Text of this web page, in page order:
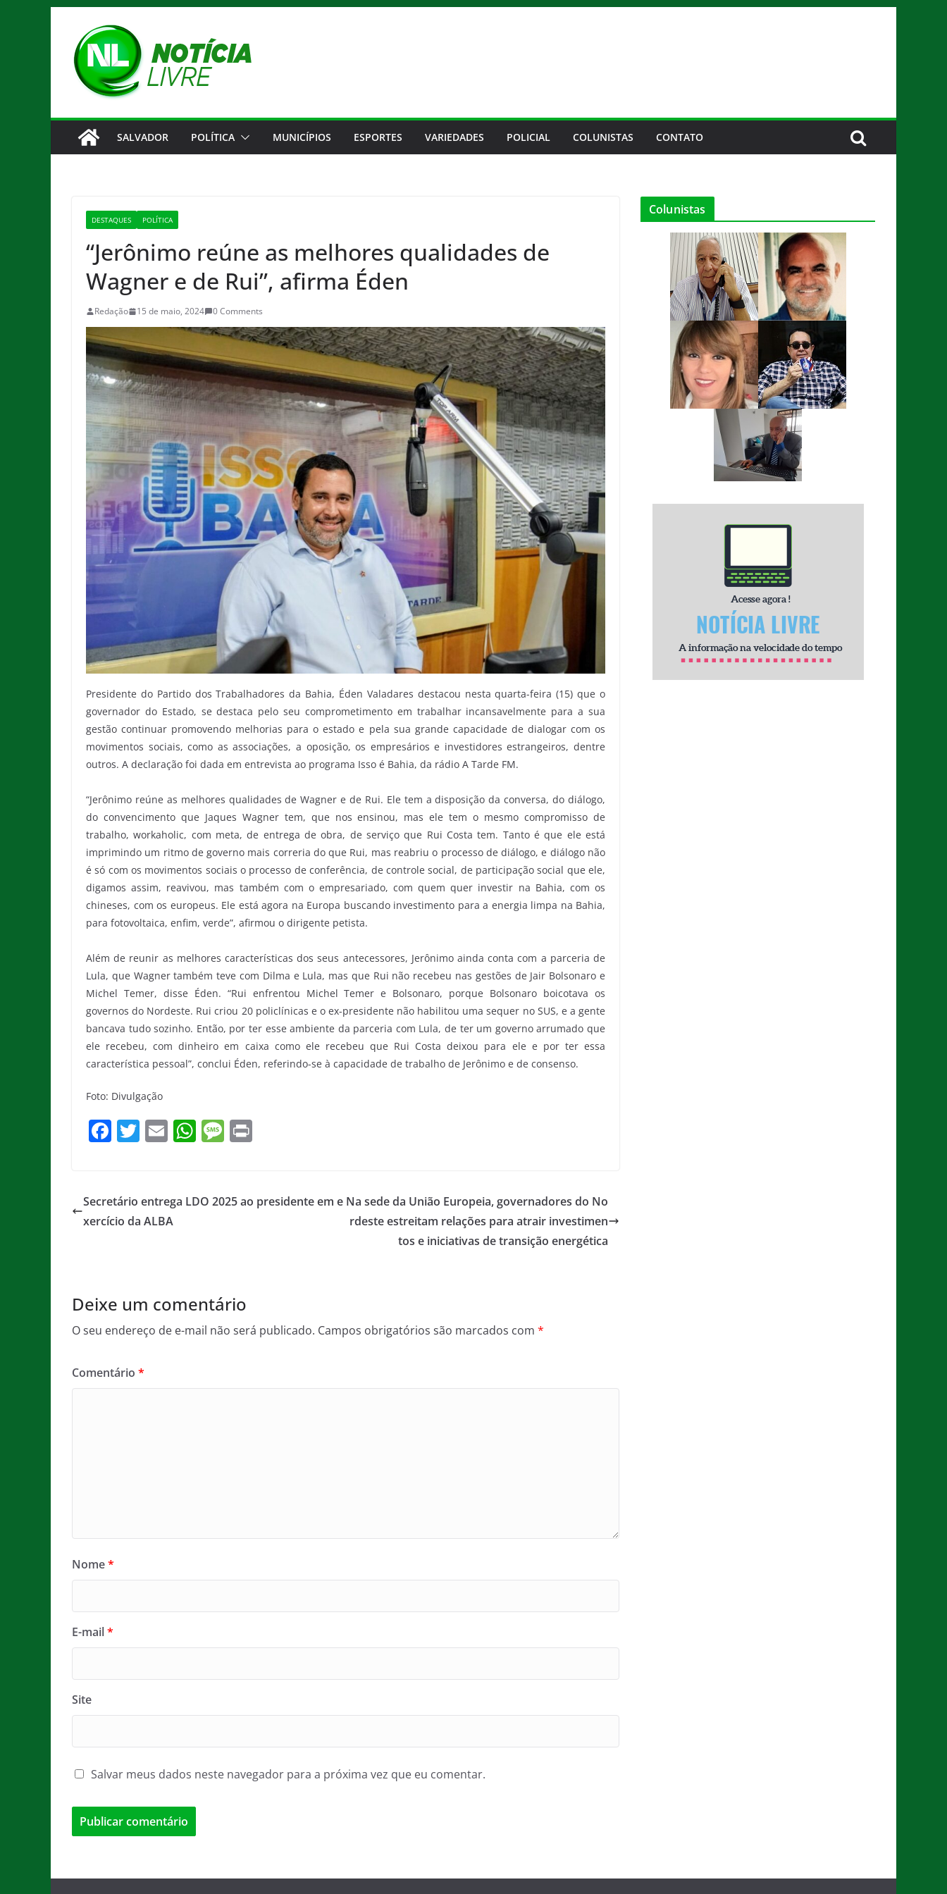
conteúdo
SALVADOR POLÍTICA MUNICÍPIOS ESPORTES VARIEDADES POLICIAL COLUNISTAS CONTATO
DESTAQUES POLÍTICA
“Jerônimo reúne as melhores qualidades de
Wagner e de Rui”, afirma Éden
Redação 15 de maio, 2024 0 Comments
Presidente do Partido dos Trabalhadores da Bahia, Éden Valadares destacou nesta quarta-feira (15) que o
governador do Estado, se destaca pelo seu comprometimento em trabalhar incansavelmente para a sua
gestão continuar promovendo melhorias para o estado e pela sua grande capacidade de dialogar com os
movimentos sociais, como as associações, a oposição, os empresários e investidores estrangeiros, dentre
outros. A declaração foi dada em entrevista ao programa Isso é Bahia, da rádio A Tarde FM.
“Jerônimo reúne as melhores qualidades de Wagner e de Rui. Ele tem a disposição da conversa, do diálogo,
do convencimento que Jaques Wagner tem, que nos ensinou, mas ele tem o mesmo compromisso de
trabalho, workaholic, com meta, de entrega de obra, de serviço que Rui Costa tem. Tanto é que ele está
imprimindo um ritmo de governo mais correria do que Rui, mas reabriu o processo de diálogo, e diálogo não
é só com os movimentos sociais o processo de conferência, de controle social, de participação social que ele,
digamos assim, reavivou, mas também com o empresariado, com quem quer investir na Bahia, com os
chineses, com os europeus. Ele está agora na Europa buscando investimento para a energia limpa na Bahia,
para fotovoltaica, enfim, verde”, afirmou o dirigente petista.
Além de reunir as melhores características dos seus antecessores, Jerônimo ainda conta com a parceria de
Lula, que Wagner também teve com Dilma e Lula, mas que Rui não recebeu nas gestões de Jair Bolsonaro e
Michel Temer, disse Éden. “Rui enfrentou Michel Temer e Bolsonaro, porque Bolsonaro boicotava os
governos do Nordeste. Rui criou 20 policlínicas e o ex-presidente não habilitou uma sequer no SUS, e a gente
bancava tudo sozinho. Então, por ter esse ambiente da parceria com Lula, de ter um governo arrumado que
ele recebeu, com dinheiro em caixa como ele recebeu que Rui Costa deixou para ele e por ter essa
característica pessoal”, conclui Éden, referindo-se à capacidade de trabalho de Jerônimo e de consenso.
Foto: Divulgação
F
e
b
T
er
E
l
W
s
M
a
Secretário entrega LDO 2025 ao presidente em e
xercício da ALBA
Na sede da União Europeia, governadores do No
rdeste estreitam relações para atrair investimen
tos e iniciativas de transição energética
Deixe um comentário
O seu endereço de e-mail não será publicado. Campos obrigatórios são marcados com *
Comentário *
Nome*
E-mail*
Site
Salvar meus dados neste navegador para a próxima vez que eu comentar.
Colunistas